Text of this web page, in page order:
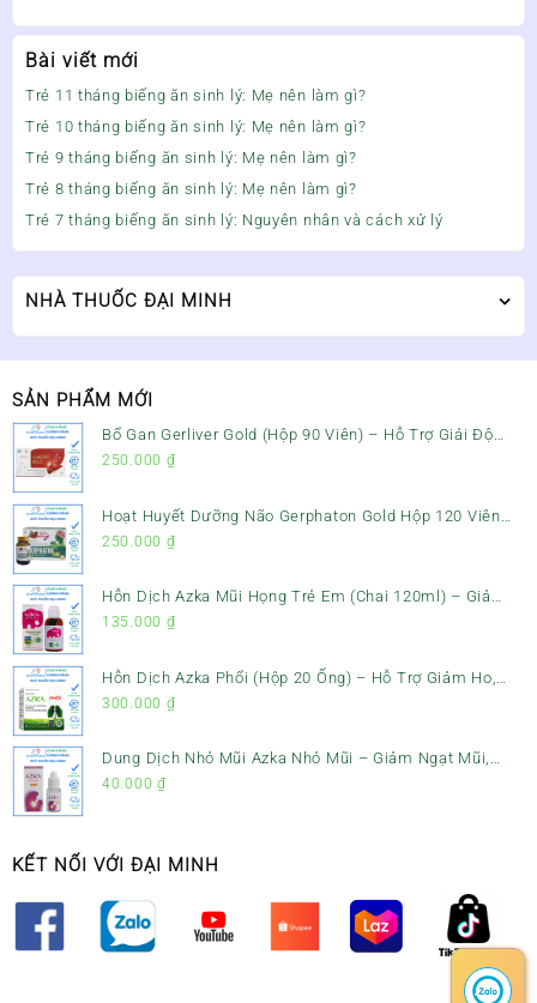
Bài viết mới
Trẻ 11 tháng biếng ăn sinh lý: Mẹ nên làm gì?
Trẻ 10 tháng biếng ăn sinh lý: Mẹ nên làm gì?
Trẻ 9 tháng biếng ăn sinh lý: Mẹ nên làm gì?
Trẻ 8 tháng biếng ăn sinh lý: Mẹ nên làm gì?
Trẻ 7 tháng biếng ăn sinh lý: Nguyên nhân và cách xử lý
NHÀ THUỐC ĐẠI MINH
SẢN PHẨM MỚI
Bổ Gan Gerliver Gold (Hộp 90 Viên) – Hỗ Trợ Giải Độc
Gan, Mát Gan & Bảo Vệ Gan
250.000 ₫
Hoạt Huyết Dưỡng Não Gerphaton Gold Hộp 120 Viên
– Giảm Đau Đầu, Hoa Mắt, Chóng Mặt & Rối Loạn Tiền
250.000 ₫
Hỗn Dịch Azka Mũi Họng Trẻ Em (Chai 120ml) – Giảm
Ho, Tiêu Đờm & Đau Rát Họng
135.000 ₫
Hỗn Dịch Azka Phổi (Hộp 20 Ống) – Hỗ Trợ Giảm Ho,
Tiêu Đờm & Bổ Phổi
300.000 ₫
Dung Dịch Nhỏ Mũi Azka Nhỏ Mũi – Giảm Ngạt Mũi,
Sổ Mũi Cho Trẻ Sơ Sinh
40.000 ₫
KẾT NỐI VỚI ĐẠI MINH